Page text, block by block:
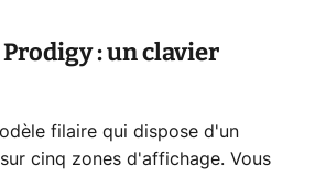
: un clavier
filaire qui dispose d'un
cinq zones d'affichage. Vous